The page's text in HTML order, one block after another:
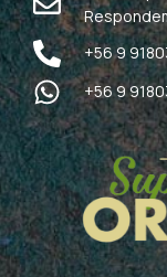
+56 9
+56 9